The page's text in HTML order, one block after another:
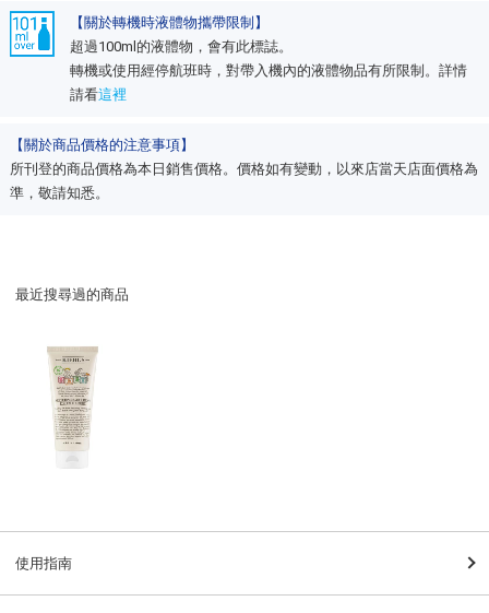
【關於轉機時液體物攜帶限制】
超過100ml的液體物，會有此標誌。
轉機或使用經停航班時，對帶入機內的液體物品有所限制。詳情
請看這裡
【關於商品價格的注意事項】
所刊登的商品價格為本日銷售價格。價格如有變動，以來店當天店面價格為
準，敬請知悉。
最近搜尋過的商品
使用指南